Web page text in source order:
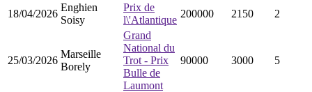
18/04/2026
Enghien
Soisy
Prix de
l\'Atlantique
200000 2150 2
25/03/2026
Marseille
Borely
Grand
National du
Trot - Prix
Bulle de
Laumont
90000 3000 5